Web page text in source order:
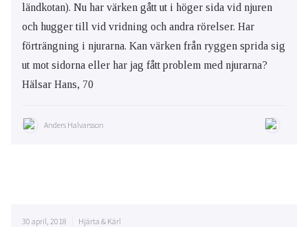
ländkotan). Nu har värken gått ut i höger sida vid njuren
och hugger till vid vridning och andra rörelser. Har
förträngning i njurarna. Kan värken från ryggen sprida sig
ut mot sidorna eller har jag fått problem med njurarna?
Hälsar Hans, 70
Anders Halvarsson
30 april, 2018 Hjärta & Kärl